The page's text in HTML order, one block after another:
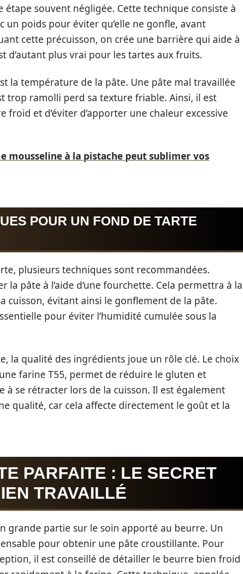
étape souvent négligée. Cette technique consiste à
un poids pour éviter qu’elle ne gonfle, avant
cette précuisson, on crée une barrière qui aide à
d’autant plus vrai pour les tartes aux fruits.
la température de la pâte. Une pâte mal travaillée
trop ramolli perd sa texture friable. Ainsi, il est
et d’éviter d’apporter une chaleur excessive
mousseline à la pistache peut sublimer vos
POUR UN FOND DE TARTE
plusieurs techniques sont recommandées.
la pâte à l’aide d’une fourchette. Cela permettra à la
cuisson, évitant ainsi le gonflement de la pâte.
pour éviter l’humidité cumulée sous la
la qualité des ingrédients joue un rôle clé. Le choix
farine T55, permet de réduire le gluten et
à se rétracter lors de la cuisson. Il est également
qualité, car cela affecte directement le goût et la
PARFAITE : LE SECRET
TRAVAILLÉ
grande partie sur le soin apporté au beurre. Un
pour obtenir une pâte croustillante. Pour
il est conseillé de détailler le beurre bien froid